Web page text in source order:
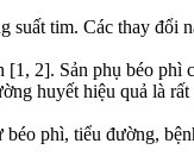
suất tim. Các thay đổi
2]. Sản phụ béo phì
huyết hiệu quả là
phì, tiểu đường,